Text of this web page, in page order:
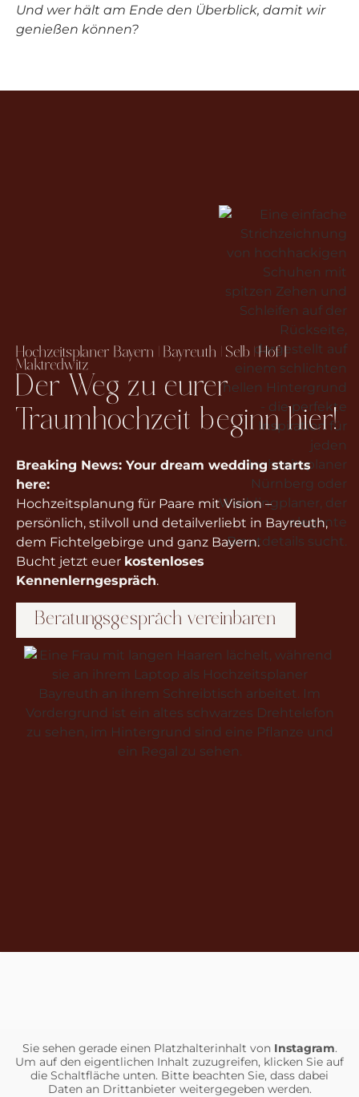
Und wer hält am Ende den Überblick, damit wir
genießen können?
Hochzeitsplaner Bayern | Bayreuth | Selb | Hof I
Maktredwitz
Der Weg zu eurer
Traumhochzeit beginn hier!
Breaking News: Your dream wedding starts
here:
Hochzeitsplanung für Paare mit Vision –
persönlich, stilvoll und detailverliebt in Bayreuth,
dem Fichtelgebirge und ganz Bayern.
Bucht jetzt euer kostenloses
Kennenlerngespräch.
Beratungsgespräch vereinbaren
Sie sehen gerade einen Platzhalterinhalt von Instagram.
Um auf den eigentlichen Inhalt zuzugreifen, klicken Sie auf
die Schaltfläche unten. Bitte beachten Sie, dass dabei
Daten an Drittanbieter weitergegeben werden.